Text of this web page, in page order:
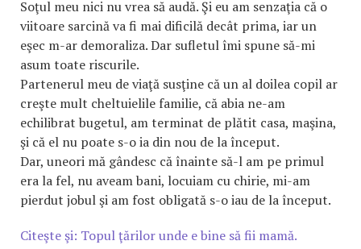
Soţul meu nici nu vrea să audă. Şi eu am senzaţia că o
viitoare sarcină va fi mai dificilă decât prima, iar un
eşec m-ar demoraliza. Dar sufletul îmi spune să-mi
asum toate riscurile.
Partenerul meu de viaţă susţine că un al doilea copil ar
creşte mult cheltuielile familie, că abia ne-am
echilibrat bugetul, am terminat de plătit casa, maşina,
şi că el nu poate s-o ia din nou de la început.
Dar, uneori mă gândesc că înainte să-l am pe primul
era la fel, nu aveam bani, locuiam cu chirie, mi-am
pierdut jobul şi am fost obligată s-o iau de la început.
Citeşte şi: Topul ţărilor unde e bine să fii mamă.